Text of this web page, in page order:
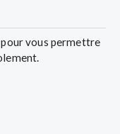
pour vous permettre